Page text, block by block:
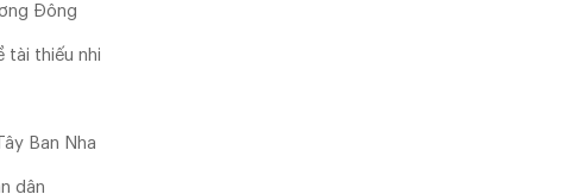
Đông
tài thiếu nhi
Ban Nha
dân